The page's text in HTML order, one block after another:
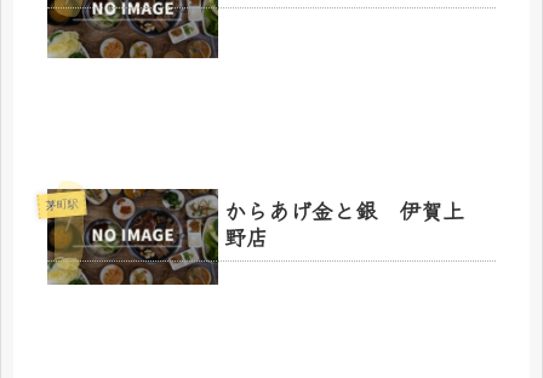
茅町駅
からあげ金と銀 伊賀上
野店